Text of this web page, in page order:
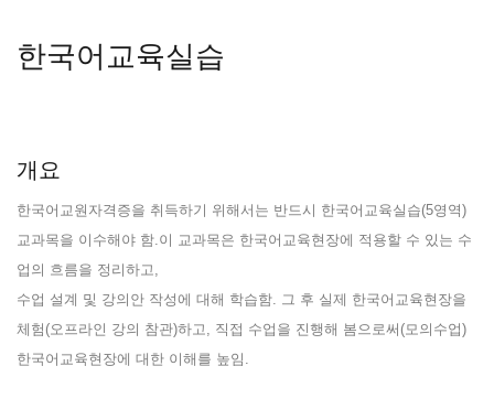
한국어교육실습
개요
한국어교원자격증을 취득하기 위해서는 반드시 한국어교육실습(5영역)
교과목을 이수해야 함.이 교과목은 한국어교육현장에 적용할 수 있는 수
업의 흐름을 정리하고,
수업 설계 및 강의안 작성에 대해 학습함. 그 후 실제 한국어교육현장을
체험(오프라인 강의 참관)하고, 직접 수업을 진행해 봄으로써(모의수업)
한국어교육현장에 대한 이해를 높임.